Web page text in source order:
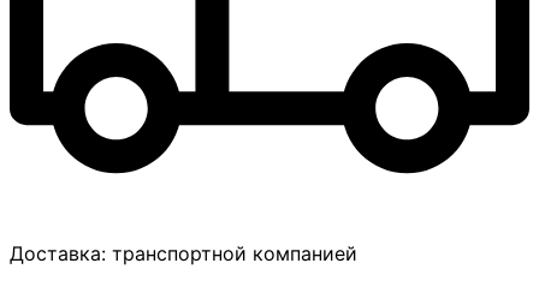
Доставка: транспортной компанией